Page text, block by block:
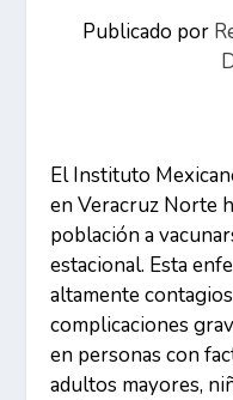
Publicado por
El Instituto
en Veracruz Norte
población a
estacional. Esta
altamente
complicaciones
en personas con
adultos mayores,